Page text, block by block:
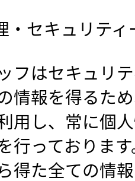
・セキュリティ
フはセキュリ
情報を得るた
用し、常に個
行っております
得た全ての情